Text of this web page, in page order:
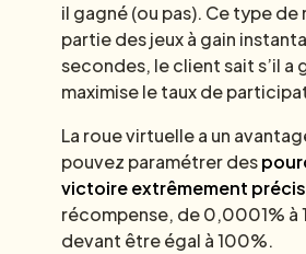
il gagné (ou pas). Ce type
partie des jeux à gain
secondes, le client sait s’il a
maximise le taux de
La roue virtuelle a un
pouvez paramétrer des
victoire extrêmement précis
récompense, de 0,0001% à
devant être égal à 100%.